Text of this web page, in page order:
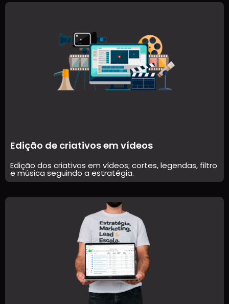
Edição de criativos em vídeos
Edição dos criativos em vídeos; cortes, legendas, filtro
e música seguindo a estratégia.